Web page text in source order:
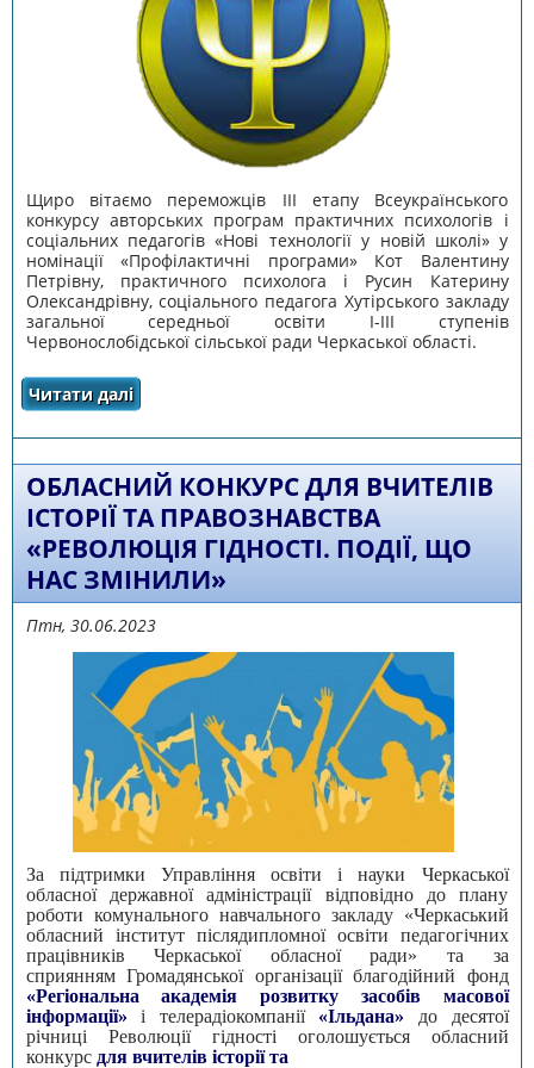
Щиро вітаємо переможців ІІІ етапу Всеукраїнського
конкурсу авторських програм практичних психологів і
соціальних педагогів «Нові технології у новій школі» у
номінації «Профілактичні програми» Кот Валентину
Петрівну, практичного психолога і Русин Катерину
Олександрівну, соціального педагога Хутірського закладу
загальної середньої освіти І-ІІІ ступенів
Червонослобідської сільської ради Черкаської області.
Читати далі
програм практичних психологів і соціальних
педагогів «Нові технології у новій школі»
ОБЛАСНИЙ КОНКУРС ДЛЯ ВЧИТЕЛІВ
ІСТОРІЇ ТА ПРАВОЗНАВСТВА
«РЕВОЛЮЦІЯ ГІДНОСТІ. ПОДІЇ, ЩО
НАС ЗМІНИЛИ»
Птн, 30.06.2023
За підтримки Управління освіти і науки Черкаської
обласної державної адміністрації відповідно до плану
роботи комунального навчального закладу «Черкаський
обласний інститут післядипломної освіти педагогічних
працівників Черкаської обласної ради» та за
сприянням Громадянської організації благодійний фонд
«Регіональна академія розвитку засобів масової
інформації» і телерадіокомпанії «Ільдана» до десятої
річниці Революції гідності оголошується обласний
конкурс для вчителів історії та